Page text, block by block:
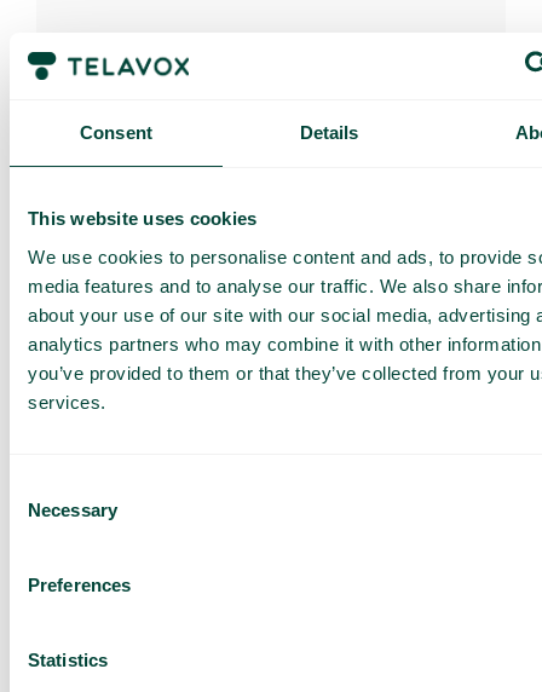
Consent Details
This website uses cookies
We use cookies to personalise content and ads, to provide
media features and to analyse our traffic. We also share
about your use of our site with our social media, advertising
analytics partners who may combine it with other
you’ve provided to them or that they’ve collected from your
services.
Selection
Necessary
Preferences
Statistics
Belstatistieken beheren
realtime bekijken. Als u gedetailleerde rapporten
nodig heeft, kunt u deze naar wens configureren
en het genereren van de rapporten direct plannen
via ons beheerportaal.
offerte op
diensten
uw bedrijf